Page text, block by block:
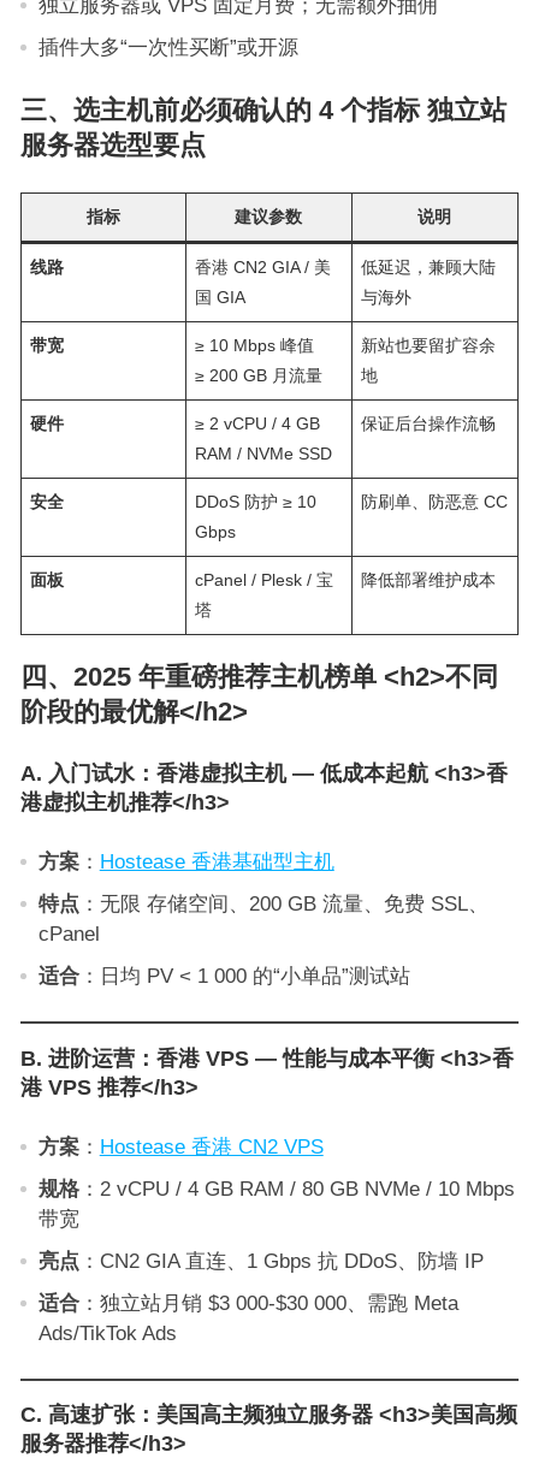
独立服务器或 VPS 固定月费；无需额外抽佣
插件大多“一次性买断”或开源
三、选主机前必须确认的 4 个指标 独立站
服务器选型要点
指标 建议参数 说明
线路
香港 CN2 GIA / 美
国 GIA
低延迟，兼顾大陆
与海外
带宽
≥ 10 Mbps 峰值
≥ 200 GB 月流量
新站也要留扩容余
地
硬件
≥ 2 vCPU / 4 GB
RAM / NVMe SSD
保证后台操作流畅
安全
DDoS 防护 ≥ 10
Gbps
防刷单、防恶意 CC
面板
cPanel / Plesk / 宝
塔
降低部署维护成本
四、2025 年重磅推荐主机榜单 <h2>不同
阶段的最优解</h2>
A. 入门试水：香港虚拟主机 — 低成本起航 <h3>香
港虚拟主机推荐</h3>
方案： Hostease 香港基础型主机
特点 ：无限 存储空间、200 GB 流量、免费 SSL、
cPanel
适合：日均 PV < 1 000 的“小单品”测试站
B. 进阶运营：香港 VPS — 性能与成本平衡 <h3>香
港 VPS 推荐</h3>
方案： Hostease 香港 CN2 VPS
规格：2 vCPU / 4 GB RAM / 80 GB NVMe / 10 Mbps
带宽
亮点 ：CN2 GIA 直连、1 Gbps 抗 DDoS、防墙 IP
适合：独立站月销 $3 000-$30 000、需跑 Meta
Ads/TikTok Ads
C. 高速扩张：美国高主频独立服务器 <h3>美国高频
服务器推荐</h3>